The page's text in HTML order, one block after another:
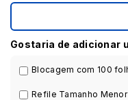
Gostaria de adicionar
Blocagem com 100
Refile Tamanho Menor